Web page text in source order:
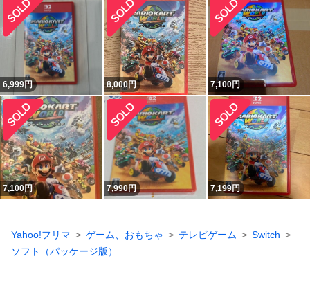
6,999円 8,000円 7,100円
7,100円 7,990円 7,199円
Yahoo!フリマ ゲーム、おもちゃ テレビゲーム
Switch
ソフト（パッケージ版）